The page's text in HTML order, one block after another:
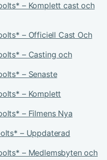
– Komplett cast och
– Officiell Cast Och
– Casting och
– Senaste
– Komplett
– Filmens Nya
– Uppdaterad
– Medlemsbyten och